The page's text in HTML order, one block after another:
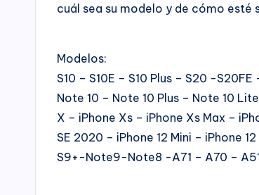
cuál sea su modelo y de cómo esté
Modelos:
S10 – S10E – S10 Plus – S20 -
Note 10 – Note 10 Plus – Note 10
X – iPhone Xs – iPhone Xs Max –
SE 2020 – iPhone 12 Mini – iPhone
S9+-Note9-Note8 -A71 – A70 –